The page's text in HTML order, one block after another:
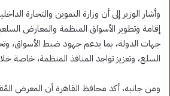
وأشار الوزير إلى أن وزارة التموين والتجارة
إقامة وتطوير الأسواق المنظمة والمعارض
جهات الدولة، بما يدعم جهود ضبط الأسواق،
السلع، وتعزيز تواجد المنافذ المنظمة، خاصة
ومن جانبه، أكد محافظ القاهرة أن المعرض